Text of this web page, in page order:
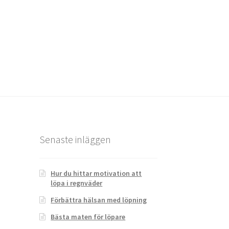
Senaste inläggen
Hur du hittar motivation att
löpa i regnväder
Förbättra hälsan med löpning
Bästa maten för löpare